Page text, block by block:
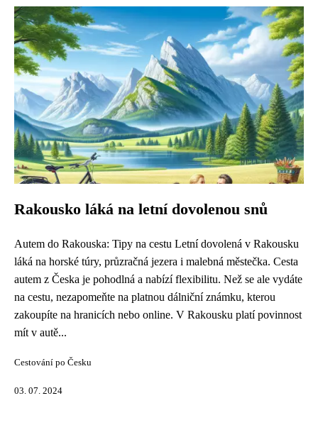
Rakousko láká na letní dovolenou snů
Autem do Rakouska: Tipy na cestu Letní dovolená v Rakousku
láká na horské túry, průzračná jezera i malebná městečka. Cesta
autem z Česka je pohodlná a nabízí flexibilitu. Než se ale vydáte
na cestu, nezapomeňte na platnou dálniční známku, kterou
zakoupíte na hranicích nebo online. V Rakousku platí povinnost
mít v autě...
Cestování po Česku
03. 07. 2024